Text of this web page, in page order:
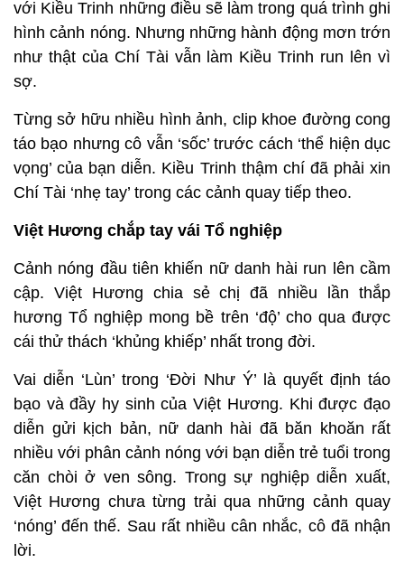
với Kiều Trinh những điều sẽ làm trong quá trình ghi
hình cảnh nóng. Nhưng những hành động mơn trớn
như thật của Chí Tài vẫn làm Kiều Trinh run lên vì
sợ.
Từng sở hữu nhiều hình ảnh, clip khoe đường cong
táo bạo nhưng cô vẫn ‘sốc’ trước cách ‘thể hiện dục
vọng’ của bạn diễn. Kiều Trinh thậm chí đã phải xin
Chí Tài ‘nhẹ tay’ trong các cảnh quay tiếp theo.
Việt Hương chắp tay vái Tổ nghiệp
Cảnh nóng đầu tiên khiến nữ danh hài run lên cầm
cập. Việt Hương chia sẻ chị đã nhiều lần thắp
hương Tổ nghiệp mong bề trên ‘độ’ cho qua được
cái thử thách ‘khủng khiếp’ nhất trong đời.
Vai diễn ‘Lùn’ trong ‘Đời Như Ý’ là quyết định táo
bạo và đầy hy sinh của Việt Hương. Khi được đạo
diễn gửi kịch bản, nữ danh hài đã băn khoăn rất
nhiều với phân cảnh nóng với bạn diễn trẻ tuổi trong
căn chòi ở ven sông. Trong sự nghiệp diễn xuất,
Việt Hương chưa từng trải qua những cảnh quay
‘nóng’ đến thế. Sau rất nhiều cân nhắc, cô đã nhận
lời.